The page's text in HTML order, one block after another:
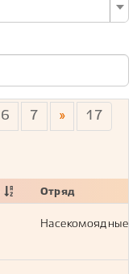
6 7 » 17
Отряд
Насекомоядные